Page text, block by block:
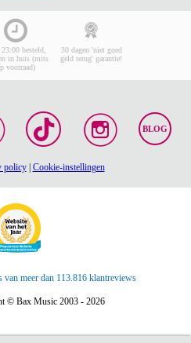
besteld,
in huis (mits
voorraad)
30 dagen 'niet goed
geld terug' garantie!
BLOG
policy| Cookie-instellingen
van meer dan 113.816 klantreviews
© Bax Music 2003 - 2026